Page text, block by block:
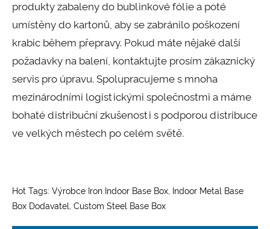
produkty zabaleny do bublinkové fólie a poté
umístěny do kartonů, aby se zabránilo poškození
krabic během přepravy. Pokud máte nějaké další
požadavky na balení, kontaktujte prosím zákaznický
servis pro úpravu. Spolupracujeme s mnoha
mezinárodními logistickými společnostmi a máme
bohaté distribuční zkušenosti s podporou distribuce
ve velkých městech po celém světě.
Hot Tags: Výrobce Iron Indoor Base Box, Indoor Metal Base
Box Dodavatel, Custom Steel Base Box